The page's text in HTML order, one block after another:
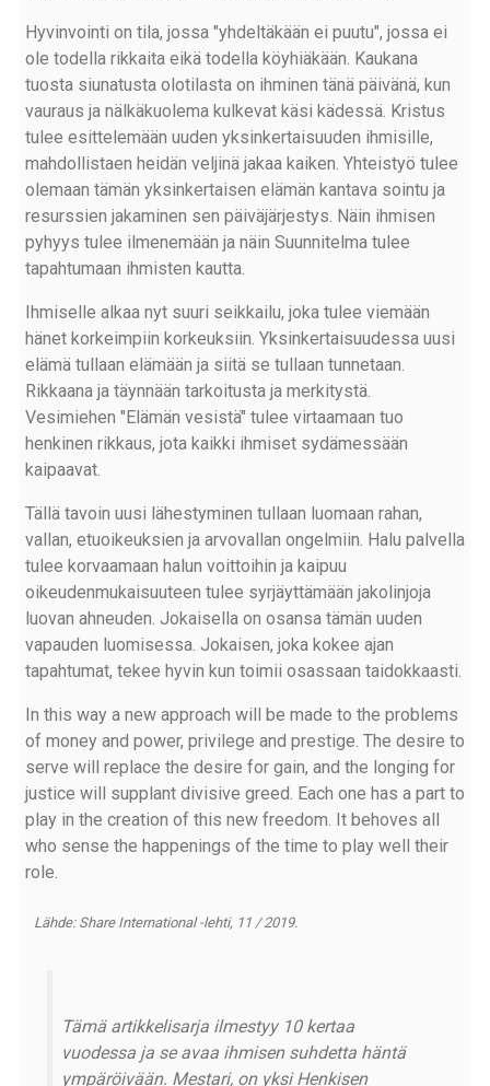
Hyvinvointi on tila, jossa "yhdeltäkään ei puutu", jossa ei
ole todella rikkaita eikä todella köyhiäkään. Kaukana
tuosta siunatusta olotilasta on ihminen tänä päivänä, kun
vauraus ja nälkäkuolema kulkevat käsi kädessä. Kristus
tulee esittelemään uuden yksinkertaisuuden ihmisille,
mahdollistaen heidän veljinä jakaa kaiken. Yhteistyö tulee
olemaan tämän yksinkertaisen elämän kantava sointu ja
resurssien jakaminen sen päiväjärjestys. Näin ihmisen
pyhyys tulee ilmenemään ja näin Suunnitelma tulee
tapahtumaan ihmisten kautta.
Ihmiselle alkaa nyt suuri seikkailu, joka tulee viemään
hänet korkeimpiin korkeuksiin. Yksinkertaisuudessa uusi
elämä tullaan elämään ja siitä se tullaan tunnetaan.
Rikkaana ja täynnään tarkoitusta ja merkitystä.
Vesimiehen "Elämän vesistä" tulee virtaamaan tuo
henkinen rikkaus, jota kaikki ihmiset sydämessään
kaipaavat.
Tällä tavoin uusi lähestyminen tullaan luomaan rahan,
vallan, etuoikeuksien ja arvovallan ongelmiin. Halu palvella
tulee korvaamaan halun voittoihin ja kaipuu
oikeudenmukaisuuteen tulee syrjäyttämään jakolinjoja
luovan ahneuden. Jokaisella on osansa tämän uuden
vapauden luomisessa. Jokaisen, joka kokee ajan
tapahtumat, tekee hyvin kun toimii osassaan taidokkaasti.
In this way a new approach will be made to the problems
of money and power, privilege and prestige. The desire to
serve will replace the desire for gain, and the longing for
justice will supplant divisive greed. Each one has a part to
play in the creation of this new freedom. It behoves all
who sense the happenings of the time to play well their
role.
Lähde: Share International -lehti, 11 / 2019.
Tämä artikkelisarja ilmestyy 10 kertaa
vuodessa ja se avaa ihmisen suhdetta häntä
ympäröivään. Mestari, on yksi Henkisen